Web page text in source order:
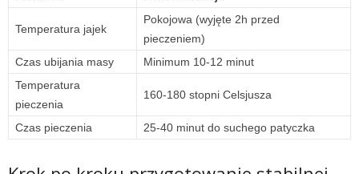
Temperatura jajek
Pokojowa (wyjęte 2h przed
pieczeniem)
Czas ubijania masy
Minimum 10-12 minut
Temperatura
pieczenia
160-180 stopni Celsjusza
Czas pieczenia 25-40 minut do suchego patyczka